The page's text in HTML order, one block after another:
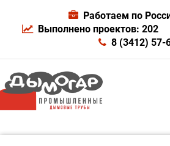
Работаем по
Выполнено проектов: 202
8 (3412) 57-